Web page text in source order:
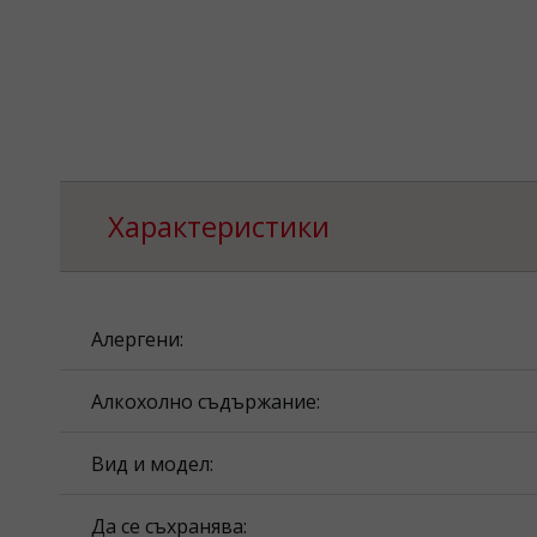
Характеристики
Алергени:
Алкохолно съдържание:
Вид и модел:
Да се съхранява: